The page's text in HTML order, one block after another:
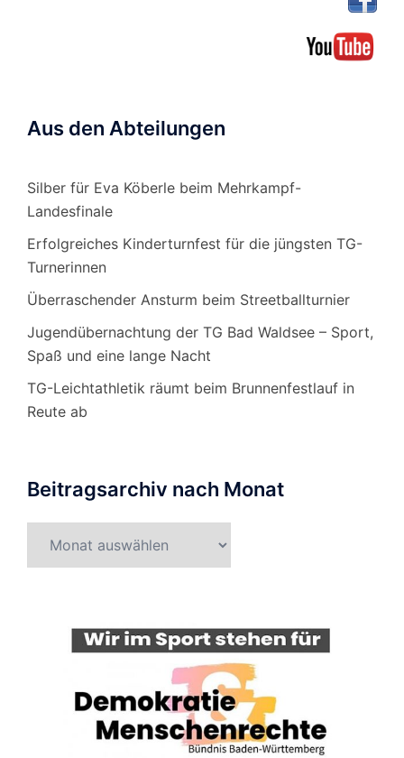
Aus den Abteilungen
Silber für Eva Köberle beim Mehrkampf-
Landesfinale
Erfolgreiches Kinderturnfest für die jüngsten TG-
Turnerinnen
Überraschender Ansturm beim Streetballturnier
Jugendübernachtung der TG Bad Waldsee – Sport,
Spaß und eine lange Nacht
TG-Leichtathletik räumt beim Brunnenfestlauf in
Reute ab
Beitragsarchiv nach Monat